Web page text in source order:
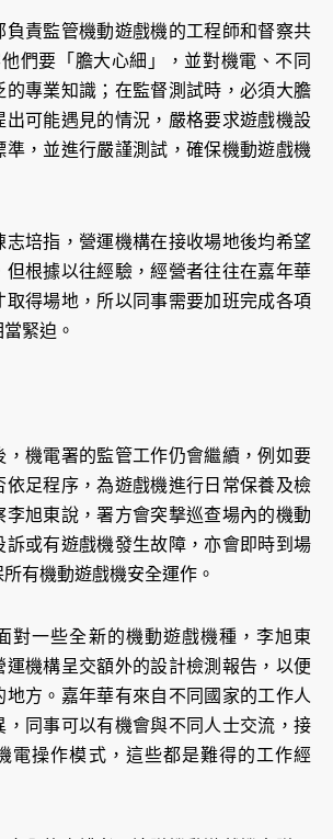
負責監管機動遊戲機的工程師和督察共
們要「膽大心細」，並對機電、不同
的專業知識；在監督測試時，必須大膽
出可能遇見的情況，嚴格要求遊戲機設
準，並進行嚴謹測試，確保機動遊戲機
志培指，營運機構在接收場地後均希望
但根據以往經驗，經營者往往在嘉年華
取得場地，所以同事需要加班完成各項
緊迫。
，機電署的監管工作仍會繼續，例如要
依足程序，為遊戲機進行日常保養及檢
李旭東說，署方會突撃巡查場內的機動
訴或有遊戲機發生故障，亦會即時到場
有機動遊戲機安全運作。
對一些全新的機動遊戲機種，李旭東
運機構呈交額外的設計檢測報告，以便
地方。嘉年華有來自不同國家的工作人
，同事可以有機會與不同人士交流，接
電操作模式，這些都是難得的工作經